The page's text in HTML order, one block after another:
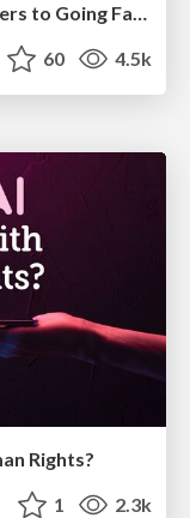
Put a Button on it: Removing Barriers to Going Fast.
60 4.5k
Rights?
1 2.3k